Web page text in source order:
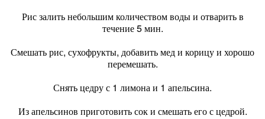
Рис залить небольшим количеством воды и отварить в
течение 5 мин.
Смешать рис, сухофрукты, добавить мед и корицу и хорошо
перемешать.
Снять цедру с 1 лимона и 1 апельсина.
Из апельсинов приготовить сок и смешать его с цедрой.